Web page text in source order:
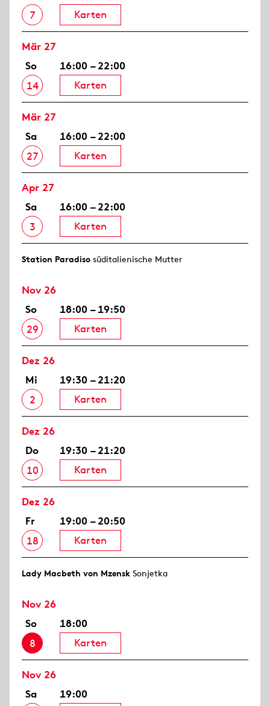
7
Karten
Mär 27
So
14
16:00 – 22:00
Karten
Mär 27
Sa
27
16:00 – 22:00
Karten
Apr 27
Sa
3
16:00 – 22:00
Karten
Station Paradiso süditalienische Mutter
Nov 26
So
29
18:00 – 19:50
Karten
Dez 26
Mi
2
19:30 – 21:20
Karten
Dez 26
Do
10
19:30 – 21:20
Karten
Dez 26
Fr
18
19:00 – 20:50
Karten
Lady Macbeth von Mzensk Sonjetka
Nov 26
So
8
18:00
Karten
Nov 26
Sa
19:00